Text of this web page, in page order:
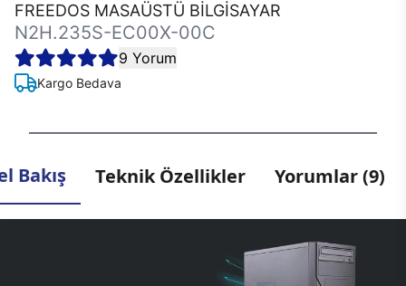
FREEDOS MASAÜSTÜ BİLGİSAYAR
N2H.235S-EC00X-00C
9 Yorum
Kargo Bedava
Bakış Teknik Özellikler Yorumlar (9)